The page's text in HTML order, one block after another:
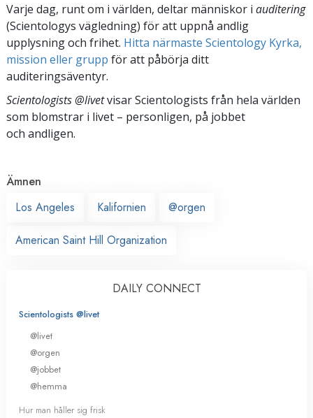
Varje dag, runt om i världen, deltar människor i auditering
(Scientologys vägledning) för att uppnå andlig
upplysning och frihet. Hitta närmaste Scientology Kyrka,
mission eller grupp för att påbörja ditt
auditeringsäventyr.
Scientologists @livetvisar Scientologists från hela världen
som blomstrar i livet – personligen, på jobbet
och andligen.
Ämnen
Los Angeles
Kalifornien @orgen
American Saint Hill Organization
DAILY CONNECT
Scientologists @livet
@livet
@orgen
@jobbet
@hemma
Hur man håller sig frisk